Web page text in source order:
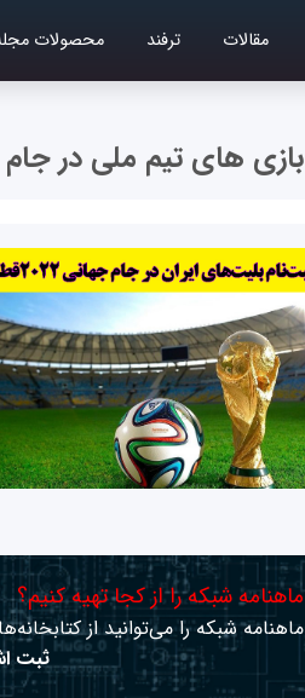
مقالات ترفند محصولات
بازی‌ های تیم ملی در جام
ماهنامه شبکه را از کجا تهیه کنیم؟
ماهنامه شبکه را می‌توانید از
ثبت